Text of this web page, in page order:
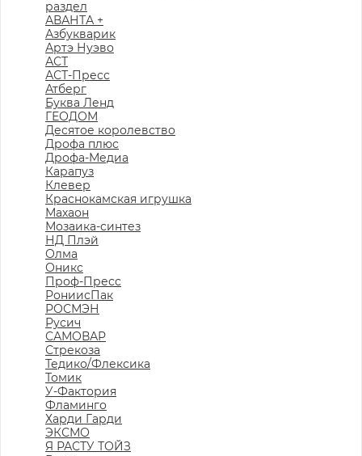
раздел
АВАНТА +
Азбукварик
Артэ Нуэво
АСТ
АСТ-Пресс
Атберг
Буква Ленд
ГЕОДОМ
Десятое королевство
Дрофа плюс
Дрофа-Медиа
Карапуз
Клевер
Краснокамская игрушка
Махаон
Мозаика-синтез
НД Плэй
Олма
Оникс
Проф-Пресс
РониисПак
РОСМЭН
Русич
САМОВАР
Стрекоза
Тедико/Флексика
Томик
У-Фактория
Фламинго
Харди Гарди
ЭКСМО
Я РАСТУ ТОЙЗ